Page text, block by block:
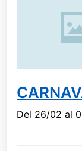
Del 26/02 al